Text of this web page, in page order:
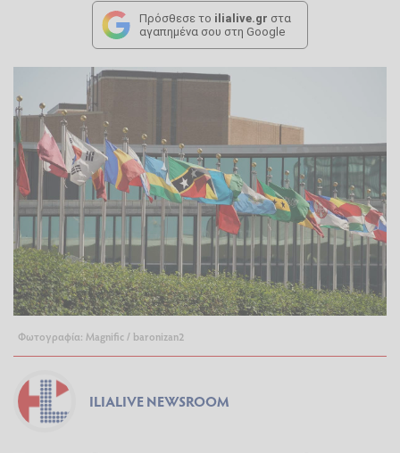
Πρόσθεσε το ilialive.gr στα
αγαπημένα σου στη Google
Φωτογραφία: Magnific / baronizan2
ILIALIVE NEWSROOM